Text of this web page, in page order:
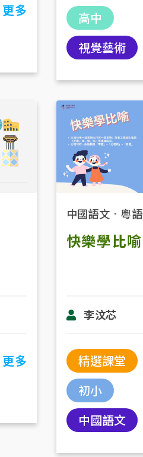
更多
高中
視覺藝術
更多
中國語文． 粵語
快樂學比喻
李汶芯
精選課堂
初小
中國語文